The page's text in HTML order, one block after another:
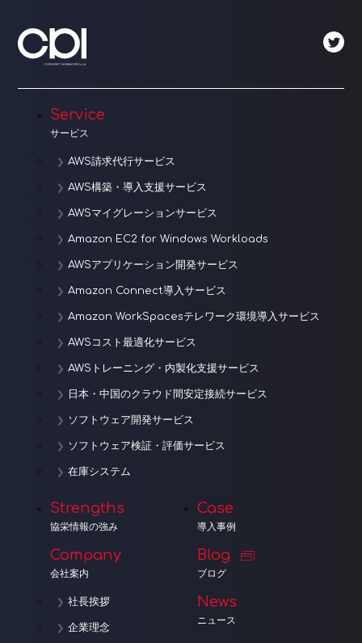
Service
サービス
AWS請求代行サービス
AWS構築・導入支援サービス
AWSマイグレーションサービス
Amazon EC2 for Windows Workloads
AWSアプリケーション開発サービス
Amazon Connect導入サービス
Amazon WorkSpacesテレワーク環境導入サービス
AWSコスト最適化サービス
AWSトレーニング・内製化支援サービス
日本・中国のクラウド間安定接続サービス
ソフトウェア開発サービス
ソフトウェア検証・評価サービス
在庫システム
Strengths
協栄情報の強み
Company
会社案内
社長挨拶
企業理念
Case
導入事例
Blog
ブログ
News
ニュース